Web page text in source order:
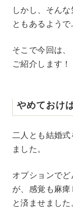
しかし、そん
ともあるようで
そこで今回は
ご紹介します！
やめておけ
二人とも結婚
ました。
オプションで
が、感覚も麻
と済ませました